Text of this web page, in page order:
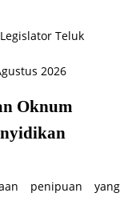
2026
Oknum
penipuan yang